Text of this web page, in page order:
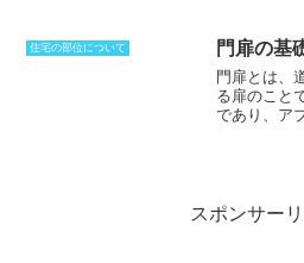
柄で細身の
心で、ビジ
う理由から
ます。アイ
ドと言える
ウォールを用いれば、身長が低い人で
でき、吊戸棚をより便利に利用するこ
は身長に合わせて調節することが可能
が多く、手動で上下させるタイプの場
を調節すると、棚の上げ下ろしがスム
住宅の部位について 門扉の基
門扉とは、
る扉のこと
であり、ア
える場所と
とによって
スポンサー